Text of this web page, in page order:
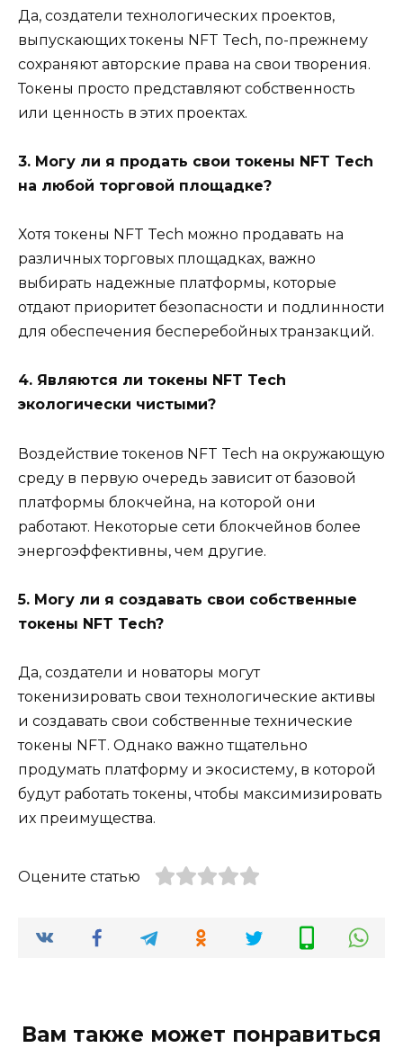
Да, создатели технологических проектов,
выпускающих токены NFT Tech, по-прежнему
сохраняют авторские права на свои творения.
Токены просто представляют собственность
или ценность в этих проектах.
3. Могу ли я продать свои токены NFT Tech
на любой торговой площадке?
Хотя токены NFT Tech можно продавать на
различных торговых площадках, важно
выбирать надежные платформы, которые
отдают приоритет безопасности и подлинности
для обеспечения бесперебойных транзакций.
4. Являются ли токены NFT Tech
экологически чистыми?
Воздействие токенов NFT Tech на окружающую
среду в первую очередь зависит от базовой
платформы блокчейна, на которой они
работают. Некоторые сети блокчейнов более
энергоэффективны, чем другие.
5. Могу ли я создавать свои собственные
токены NFT Tech?
Да, создатели и новаторы могут
токенизировать свои технологические активы
и создавать свои собственные технические
токены NFT. Однако важно тщательно
продумать платформу и экосистему, в которой
будут работать токены, чтобы максимизировать
их преимущества.
Оцените статью
Вам также может понравиться